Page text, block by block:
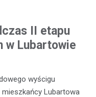
II etapu
w Lubartowie
wyścigu
Lubartowa